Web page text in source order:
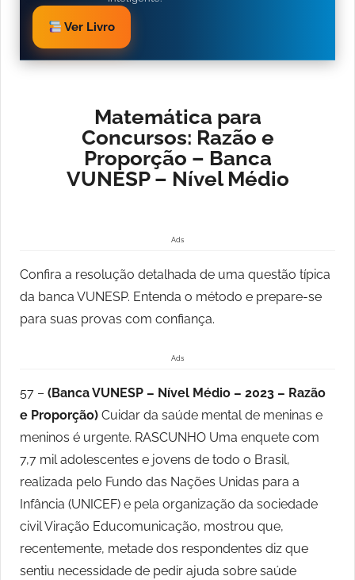
Ver Livro
Matemática para
Concursos: Razão e
Proporção – Banca
VUNESP – Nível Médio
Ads
Confira a resolução detalhada de uma questão típica
da banca VUNESP. Entenda o método e prepare-se
para suas provas com confiança.
Ads
57 – (Banca VUNESP – Nível Médio – 2023 – Razão
e Proporção) Cuidar da saúde mental de meninas e
meninos é urgente. RASCUNHO Uma enquete com
7,7 mil adolescentes e jovens de todo o Brasil,
realizada pelo Fundo das Nações Unidas para a
Infância (UNICEF) e pela organização da sociedade
civil Viração Educomunicação, mostrou que,
recentemente, metade dos respondentes diz que
sentiu necessidade de pedir ajuda sobre saúde